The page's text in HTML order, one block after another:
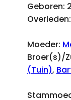
Geboren:
Moeder:
Broer(s)/
(Tuin),